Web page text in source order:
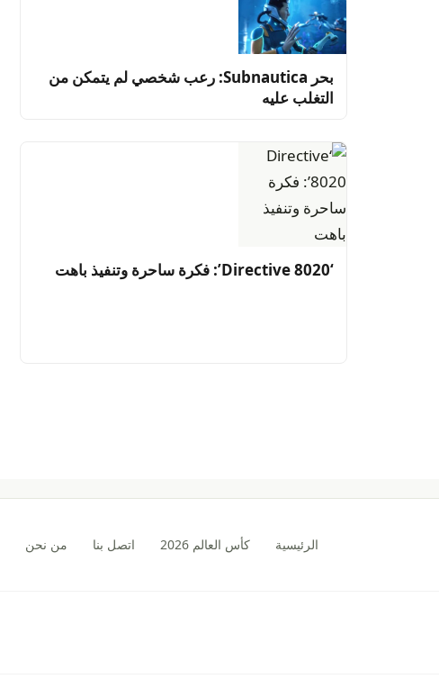
بحر Subnautica: رعب شخصي لم يتمكن من
التغلب عليه
‘Directive 8020’: فكرة ساحرة وتنفيذ باهت
الرئيسية كأس العالم 2026 اتصل بنا من نحن